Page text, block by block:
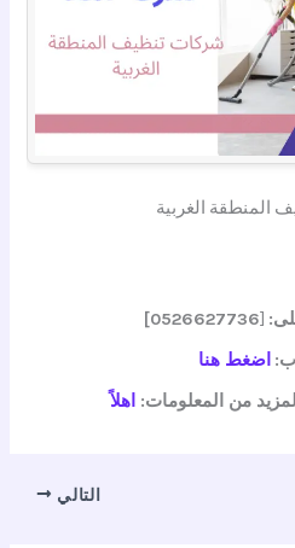
المنطقة الغربية
[
0526627736]
اضغط هنا
من المعلومات: اهلاً
التالي